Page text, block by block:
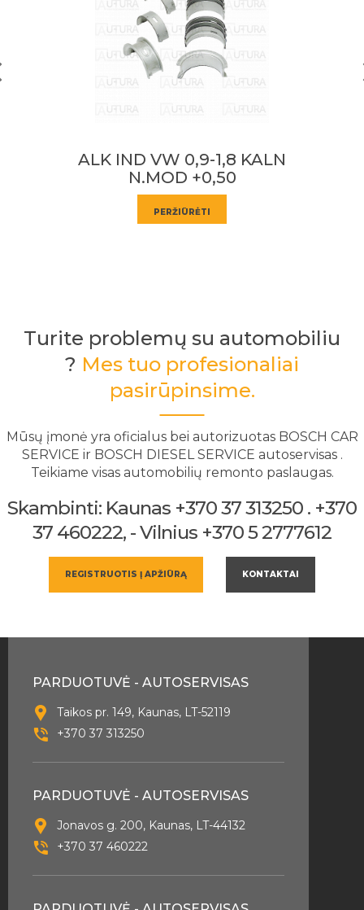
ALK IND VW 0,9-1,8 KALN
N.MOD +0,50
PERŽIŪRĖTI
Turite problemų su automobiliu
? Mes tuo profesionaliai
pasirūpinsime.
Mūsų įmonė yra oficialus bei autorizuotas BOSCH CAR
SERVICE ir BOSCH DIESEL SERVICE autoservisas .
Teikiame visas automobilių remonto paslaugas.
Skambinti: Kaunas +370 37 313250 . +370
37 460222, - Vilnius +370 5 2777612
REGISTRUOTIS Į APŽIŪRĄ KONTAKTAI
PARDUOTUVĖ - AUTOSERVISAS
Taikos pr. 149, Kaunas, LT-52119
+370 37 313250
PARDUOTUVĖ - AUTOSERVISAS
Jonavos g. 200, Kaunas, LT-44132
+370 37 460222